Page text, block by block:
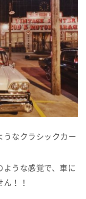
なクラシックカー
うな感覚で、車に
！！